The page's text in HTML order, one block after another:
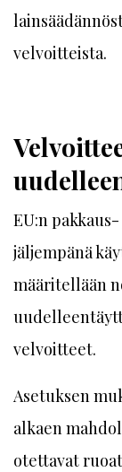
velvoitteista.
EU:n
jäljempänä
määritellään
velvoitteet.
Asetuksen
alkaen
otettavat